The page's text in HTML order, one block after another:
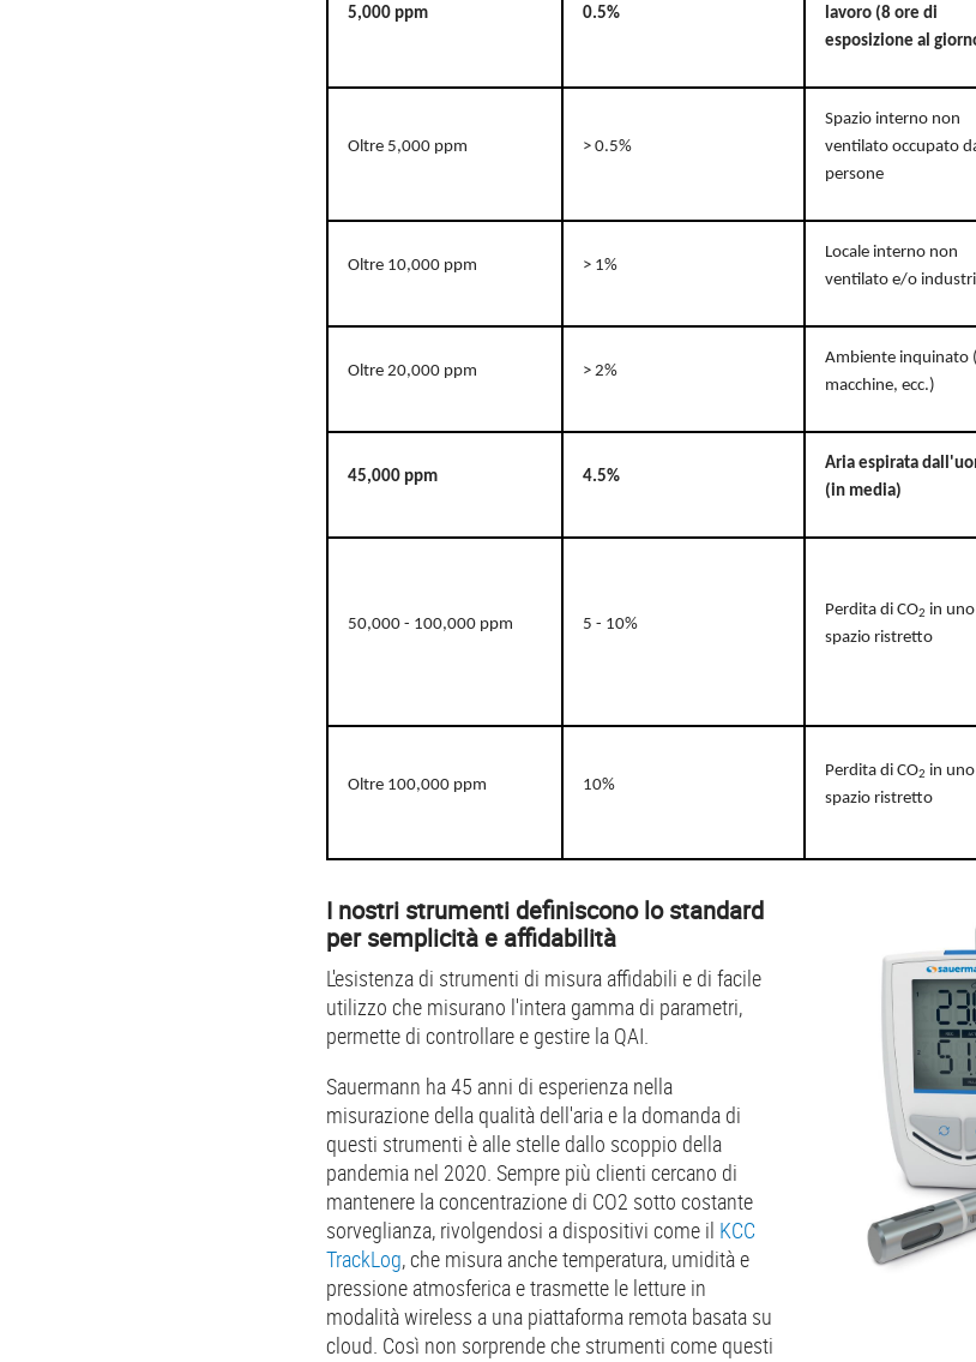
5,000 ppm 0.5%
lavoro (8 ore di
esposizione al
Oltre 5,000 ppm > 0.5%
Spazio interno non
ventilato occupato
persone
Oltre 10,000 ppm > 1%
Locale interno non
ventilato e/o
Oltre 20,000 ppm > 2%
Ambiente inquinato
macchine, ecc.)
45,000 ppm 4.5%
Aria espirata
(in media)
50,000 - 100,000 ppm 5 - 10%
Perdita di CO2 in uno
spazio ristretto
Oltre 100,000 ppm 10%
Perdita di CO2 in uno
spazio ristretto
I nostri strumenti definiscono lo standard
per semplicità e affidabilità
L'esistenza di strumenti di misura affidabili e di facile
utilizzo che misurano l'intera gamma di parametri,
permette di controllare e gestire la QAI.
Sauermann ha 45 anni di esperienza nella
misurazione della qualità dell'aria e la domanda di
questi strumenti è alle stelle dallo scoppio della
pandemia nel 2020. Sempre più clienti cercano di
mantenere la concentrazione di CO2 sotto costante
sorveglianza, rivolgendosi a dispositivi come il KCC
TrackLog, che misura anche temperatura, umidità e
pressione atmosferica e trasmette le letture in
modalità wireless a una piattaforma remota basata su
cloud. Così non sorprende che strumenti come questi